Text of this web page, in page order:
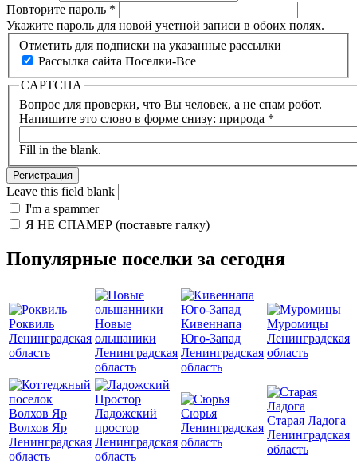
Повторите пароль *
Укажите пароль для новой учетной записи в обоих полях.
Отметить для подписки на указанные рассылки
Рассылка сайта Поселки-Все
CAPTCHA
Вопрос для проверки, что Вы человек, а не спам робот.
Напишите это слово в форме снизу: природа *
Fill in the blank.
Leave this field blank
I'm a spammer
Я НЕ СПАМЕР (поставьте галку)
Популярные поселки за сегодня
Роквиль
Ленинградская
область
Новые
ольшаники
Ленинградская
область
Кивеннапа
Юго-Запад
Ленинградская
область
Муромицы
Ленинградская
область
Волхов Яр
Ленинградская
область
Ладожский
простор
Ленинградская
область
Сюрья
Ленинградская
область
Старая Ладога
Ленинградская
область